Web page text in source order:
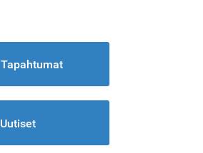
Tapahtumat
Uutiset